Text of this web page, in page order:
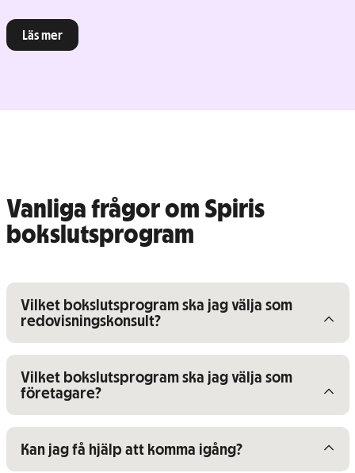
Läs mer
Vanliga frågor om Spiris
bokslutsprogram
Visa/dölj innehåll för
Vilket bokslutsprogram ska jag välja som
redovisningskonsult?
Visa/dölj innehåll för
Vilket bokslutsprogram ska jag välja som
företagare?
Visa/dölj innehåll för
Kan jag få hjälp att komma igång?